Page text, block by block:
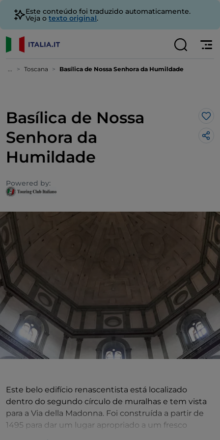
Este conteúdo foi traduzido automaticamente.
Veja o texto original.
... Toscana Basílica de Nossa Senhora da Humildade
Basílica de Nossa
Senhora da
Humildade
Powered by:
Este belo edifício renascentista está localizado
dentro do segundo círculo de muralhas e tem vista
para a Via della Madonna. Foi construída a partir de
1495 para dar um lugar apropriado a um fresco